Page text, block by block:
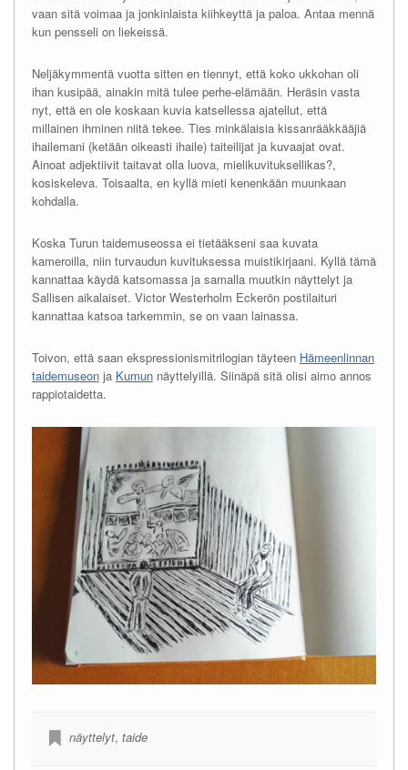
vaan sitä voimaa ja jonkinlaista kiihkeyttä ja paloa. Antaa mennä
kun pensseli on liekeissä.
Neljäkymmentä vuotta sitten en tiennyt, että koko ukkohan oli
ihan kusipää, ainakin mitä tulee perhe-elämään. Heräsin vasta
nyt, että en ole koskaan kuvia katsellessa ajatellut, että
millainen ihminen niitä tekee. Ties minkälaisia kissanrääkkääjiä
ihailemani (ketään oikeasti ihaile) taiteilijat ja kuvaajat ovat.
Ainoat adjektiivit taitavat olla luova, mielikuvituksellikas?,
kosiskeleva. Toisaalta, en kyllä mieti kenenkään muunkaan
kohdalla.
Koska Turun taidemuseossa ei tietääkseni saa kuvata
kameroilla, niin turvaudun kuvituksessa muistikirjaani. Kyllä tämä
kannattaa käydä katsomassa ja samalla muutkin näyttelyt ja
Sallisen aikalaiset. Victor Westerholm Eckerön postilaituri
kannattaa katsoa tarkemmin, se on vaan lainassa.
Toivon, että saan ekspressionismitrilogian täyteen Hämeenlinnan
taidemuseonja Kumunnäyttelyillä. Siinäpä sitä olisi aimo annos
rappiotaidetta.
näyttelyt, taide